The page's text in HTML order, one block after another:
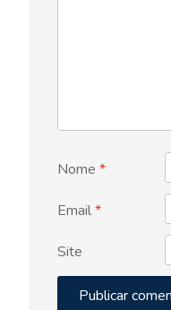
Nome *
Email*
Site